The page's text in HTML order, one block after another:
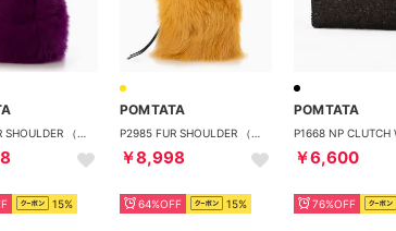
15%
POMTATA
￥8,998
64%OFF 15%
POMTATA
￥6,600
76%OFF